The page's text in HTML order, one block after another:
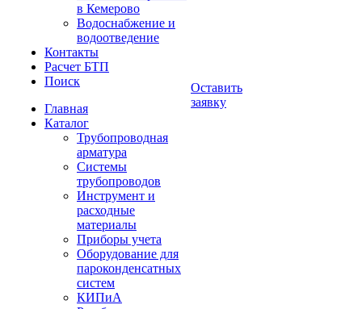
в Кемерово
Водоснабжение и
водоотведение
Контакты
Расчет БТП
Поиск
Главная
Каталог
Трубопроводная
арматура
Системы
трубопроводов
Инструмент и
расходные
материалы
Приборы учета
Оборудование для
пароконденсатных
систем
КИПиА
Оставить
заявку